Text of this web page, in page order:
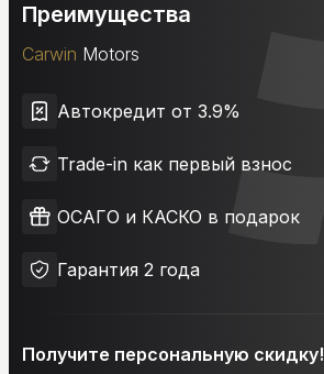
Преимущества
Carwin Motors
Автокредит от 3.9%
Trade-in как первый взнос
ОСАГО и КАСКО в подарок
Гарантия 2 года
Получите персональную скидку!